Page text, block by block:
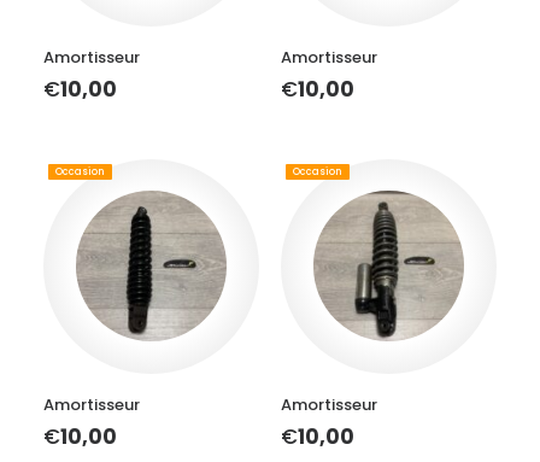
Amortisseur
€10,00
Amortisseur
€10,00
Amortisseur
€10,00
Occasion
Amortisseur
€10,00
Occasion